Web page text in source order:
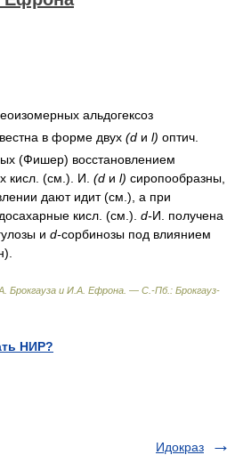
альдогексоз
в форме двух (d и l) оптич.
(Фишер) восстановлением
кисл. (см.). И. (d и l) сиропообразны,
дают идит (см.), а при
кисл. (см.). d-И. получена
и d-сорбинозы под влиянием
Брокгауза и И.А. Ефрона. — С.-Пб.: Брокгауз-
НИР?
Идокраз